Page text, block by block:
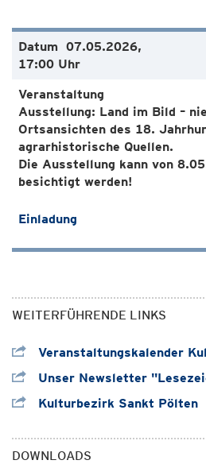
07.05.2026,
17:00 Uhr
Ausstellung: Land im Bild –
Ortsansichten des 18.
agrarhistorische Quellen.
Die Ausstellung kann von
besichtigt werden!
Einladung
WEITERFÜHRENDE LINKS
Veranstaltungskalender
Unser Newsletter
Kulturbezirk Sankt Pölten
DOWNLOADS